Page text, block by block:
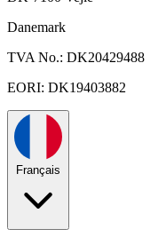
Danemark
TVA No.: DK20429488
EORI: DK19403882
Français